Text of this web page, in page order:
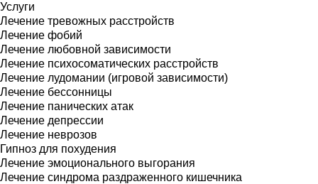
Услуги
Лечение тревожных расстройств
Лечение фобий
Лечение любовной зависимости
Лечение психосоматических расстройств
Лечение лудомании (игровой зависимости)
Лечение бессонницы
Лечение панических атак
Лечение депрессии
Лечение неврозов
Гипноз для похудения
Лечение эмоционального выгорания
Лечение синдрома раздраженного кишечника